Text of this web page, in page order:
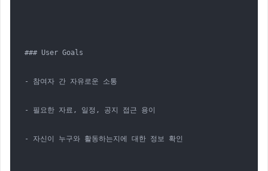
### User Goals
- 참여자 간 자유로운 소통
- 필요한 자료, 일정, 공지 접근 용이
- 자신이 누구와 활동하는지에 대한 정보 확인